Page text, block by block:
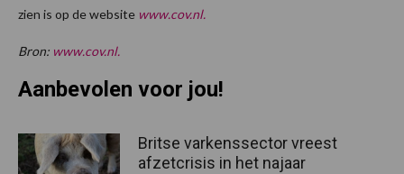
zien is op de website www.cov.nl.
Bron: www.cov.nl.
Aanbevolen voor jou!
Britse varkenssector vreest
afzetcrisis in het najaar